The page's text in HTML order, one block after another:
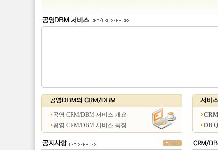
공영 CRM/DBM 서비스 개요
공영 CRM/DBM 서비스 특징
DB